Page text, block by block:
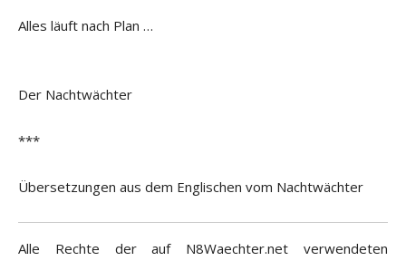
Alles läuft nach Plan …
Der Nachtwächter
***
Übersetzungen aus dem Englischen vom Nachtwächter
Alle Rechte der auf N8Waechter.net verwendeten